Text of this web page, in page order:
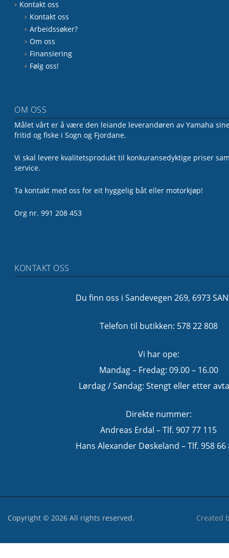
Kontakt oss
Kontakt oss
Arbeidssøker?
Om oss
Finansiering
Følg oss!
OM OSS
Målet vårt er å være den leiande leverandøren av Yamaha
fritid og fiske i Sogn og Fjordane.
Vi skal levere kvalitetsprodukt til konkuransedyktige priser
service.
Ta kontakt med oss for eit hyggelig båt eller motorkjøp!
Org nr. 991 208 453
KONTAKT OSS
Du finn oss i Sandevegen 269, 6973
Telefon til butikken: 578 22 808
Vi har ope:
Mandag – Fredag: 09.00 – 16.00
Lørdag / Søndag: Stengt eller etter
Direkte nummer:
Andreas Erdal – Tlf. 907 77 115
Hans Alexander Døskeland – Tlf. 958 66
Copyright © 2026 All rights reserved. Created